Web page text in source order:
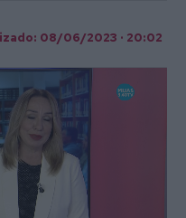
08/06/2023 · 20:02